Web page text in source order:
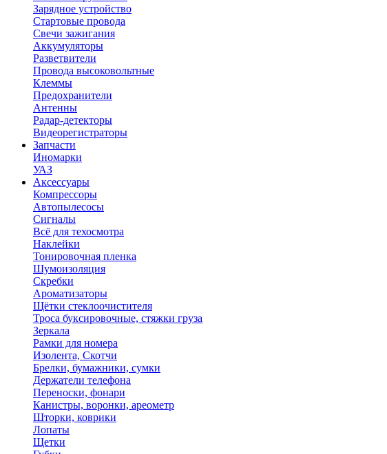
Зарядное устройство
Стартовые провода
Свечи зажигания
Аккумуляторы
Разветвители
Провода высоковольтные
Клеммы
Предохранители
Антенны
Радар-детекторы
Видеорегистраторы
Запчасти
Иномарки
УАЗ
Аксесcуары
Компрессоры
Автопылесосы
Сигналы
Всё для техосмотра
Наклейки
Тонировочная пленка
Шумоизоляция
Скребки
Ароматизаторы
Щётки стеклоочистителя
Троса буксировочные, стяжки груза
Зеркала
Рамки для номера
Изолента, Скотчи
Брелки, бумажники, сумки
Держатели телефона
Переноски, фонари
Канистры, воронки, ареометр
Шторки, коврики
Лопаты
Щетки